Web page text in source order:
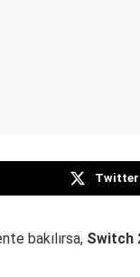
Twitter
bakılırsa, Switch